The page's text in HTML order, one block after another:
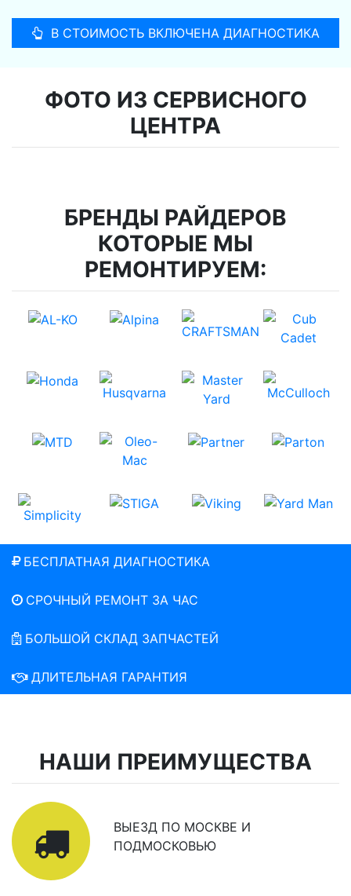
В СТОИМОСТЬ ВКЛЮЧЕНА ДИАГНОСТИКА
ФОТО ИЗ СЕРВИСНОГО
ЦЕНТРА
БРЕНДЫ РАЙДЕРОВ
КОТОРЫЕ МЫ
РЕМОНТИРУЕМ:
БЕСПЛАТНАЯ ДИАГНОСТИКА
СРОЧНЫЙ РЕМОНТ ЗА ЧАС
БОЛЬШОЙ СКЛАД ЗАПЧАСТЕЙ
ДЛИТЕЛЬНАЯ ГАРАНТИЯ
НАШИ ПРЕИМУЩЕСТВА
ВЫЕЗД ПО МОСКВЕ И
ПОДМОСКОВЬЮ